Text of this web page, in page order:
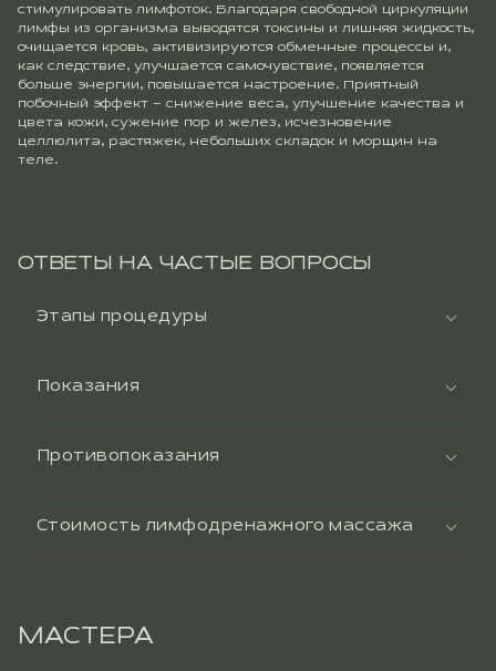
стимулировать лимфоток. Благодаря свободной циркуляции
лимфы из организма выводятся токсины и лишняя жидкость,
очищается кровь, активизируются обменные процессы и,
как следствие, улучшается самочувствие, появляется
больше энергии, повышается настроение. Приятный
побочный эффект – снижение веса, улучшение качества и
цвета кожи, сужение пор и желез, исчезновение
целлюлита, растяжек, небольших складок и морщин на
теле.
ОТВЕТЫ НА ЧАСТЫЕ ВОПРОСЫ
Этапы процедуры
Показания
Противопоказания
Стоимость лимфодренажного массажа
МАСТЕРА